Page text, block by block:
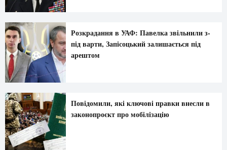
Розкрадання в УАФ: Павелка звільнили з-
під варти, Запісоцький залишається під
арештом
Повідомили, які ключові правки внесли в
законопроєкт про мобілізацію